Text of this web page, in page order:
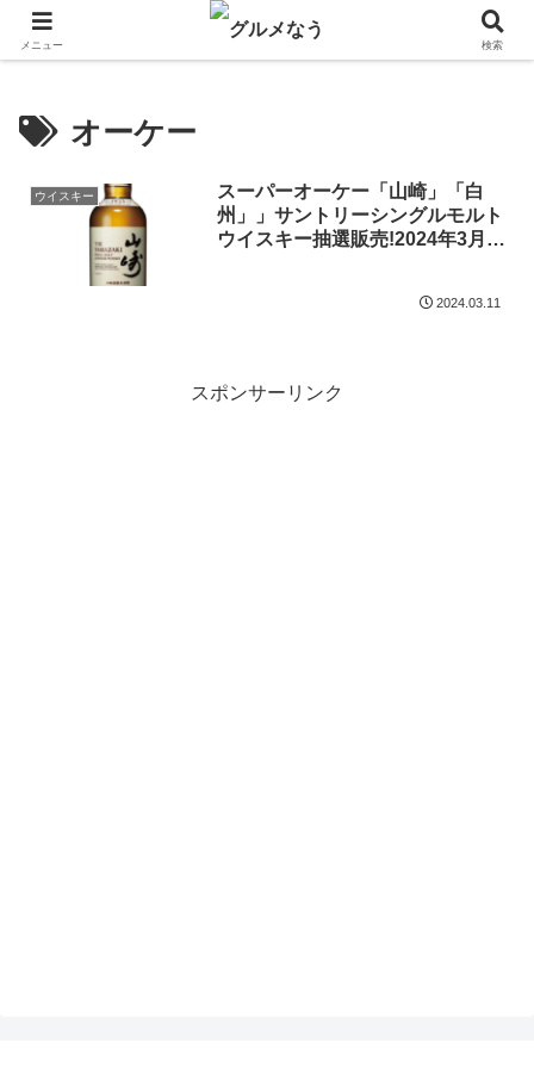
飲食店キャンペーン・食品飲料お菓子新発売のグルメニュース。
オーケー
ウイスキー
スーパーオーケー「山崎」「白
州」」サントリーシングルモルト
ウイスキー抽選販売!2024年3月
2024.03.11
スポンサーリンク
メニュー 検索